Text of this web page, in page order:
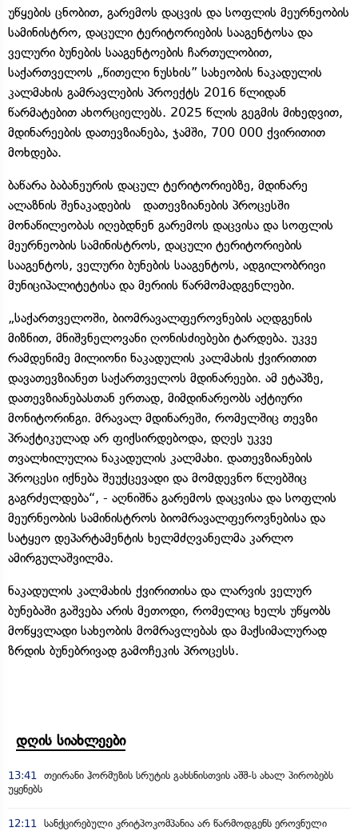
უწყების ცნობით, გარემოს დაცვის და სოფლის მეურნეობის
სამინისტრო, დაცული ტერიტორიების სააგენტოსა და
ველური ბუნების სააგენტოების ჩართულობით,
საქართველოს „წითელი ნუსხის” სახეობის ნაკადულის
კალმახის გამრავლების პროექტს 2016 წლიდან
წარმატებით ახორციელებს. 2025 წლის გეგმის მიხედვით,
მდინარეების დათევზიანება, ჯამში, 700 000 ქვირითით
მოხდება.
ბაწარა ბაბანეურის დაცულ ტერიტორიებზე, მდინარე
ალაზნის შენაკადების დათევზიანების პროცესში
მონაწილეობას იღებდნენ გარემოს დაცვისა და სოფლის
მეურნეობის სამინისტროს, დაცული ტერიტორიების
სააგენტოს, ველური ბუნების სააგენტოს, ადგილობრივი
მუნიციპალიტეტისა და მერიის წარმომადგენლები.
„საქართველოში, ბიომრავალფეროვნების აღდგენის
მიზნით, მნიშვნელოვანი ღონისძიებები ტარდება. უკვე
რამდენიმე მილიონი ნაკადულის კალმახის ქვირითით
დავათევზიანეთ საქართველოს მდინარეები. ამ ეტაპზე,
დათევზიანებასთან ერთად, მიმდინარეობს აქტიური
მონიტორინგი. მრავალ მდინარეში, რომელშიც თევზი
პრაქტიკულად არ ფიქსირდებოდა, დღეს უკვე
თვალხილულია ნაკადულის კალმახი. დათევზიანების
პროცესი იქნება შეუქცევადი და მომდევნო წლებშიც
გაგრძელდება“, - აღნიშნა გარემოს დაცვისა და სოფლის
მეურნეობის სამინისტროს ბიომრავალფეროვნებისა და
სატყეო დეპარტამენტის ხელმძღვანელმა კარლო
ამირგულაშვილმა.
ნაკადულის კალმახის ქვირითისა და ლარვის ველურ
ბუნებაში გაშვება არის მეთოდი, რომელიც ხელს უწყობს
მოწყვლადი სახეობის მომრავლებას და მაქსიმალურად
ზრდის ბუნებრივად გამოჩეკის პროცესს.
დღის სიახლეები
13:41
თეირანი ჰორმუზის სრუტის გახსნისთვის აშშ-ს ახალ პირობებს
უყენებს
12:11
სანქცირებული კრიტპოკომპანია არ წარმოდგენს ეროვნული